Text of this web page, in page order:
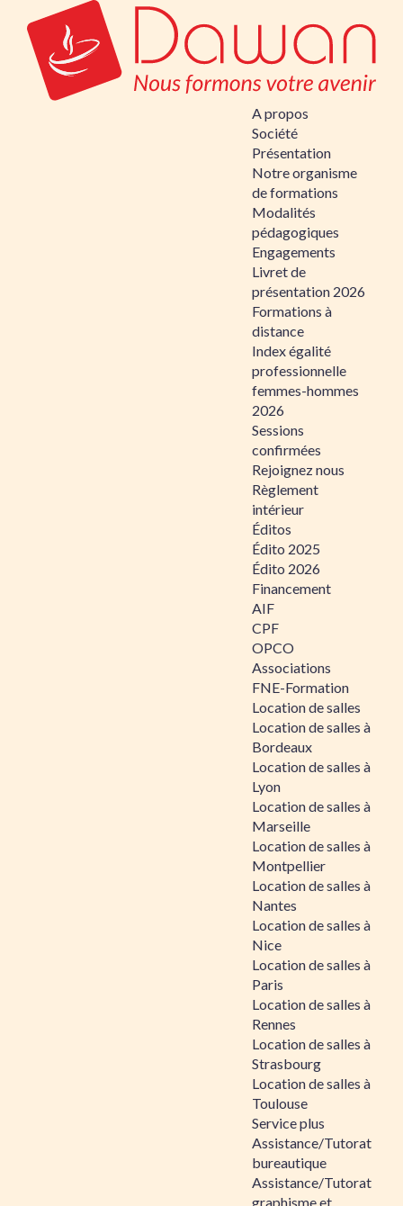
A propos
Société
Présentation
Notre organisme
de formations
Modalités
pédagogiques
Engagements
Livret de
présentation 2026
Formations à
distance
Index égalité
professionnelle
femmes-hommes
2026
Sessions
confirmées
Rejoignez nous
Règlement
intérieur
Éditos
Édito 2025
Édito 2026
Financement
AIF
CPF
OPCO
Associations
FNE-Formation
Location de salles
Location de salles à
Bordeaux
Location de salles à
Lyon
Location de salles à
Marseille
Location de salles à
Montpellier
Location de salles à
Nantes
Location de salles à
Nice
Location de salles à
Paris
Location de salles à
Rennes
Location de salles à
Strasbourg
Location de salles à
Toulouse
Service plus
Assistance/Tutorat
bureautique
Assistance/Tutorat
graphisme et